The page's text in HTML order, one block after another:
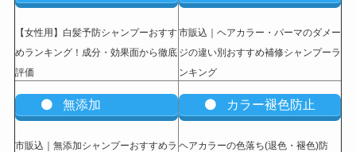
【女性用】白髪予防シャンプーおすす
めランキング！成分・効果面から徹底
評価
市販込｜ヘアカラー・パーマのダメー
ジの違い別おすすめ補修シャンプーラ
ンキング
無添加
市販込｜無添加シャンプーおすすめラ
カラー褪色防止
ヘアカラーの色落ち(退色・褪色)防